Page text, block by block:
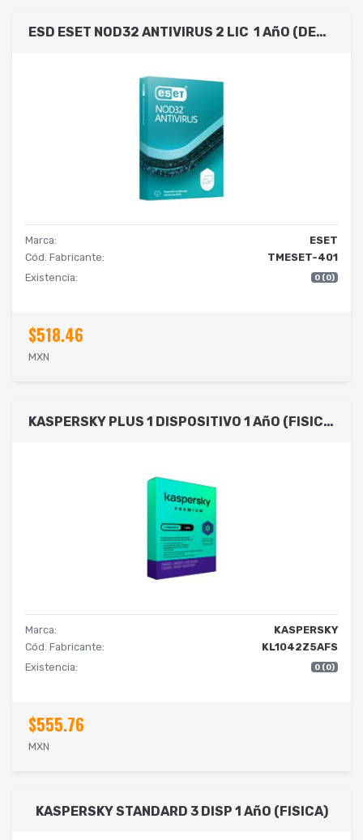
ESD ESET NOD32 ANTIVIRUS 2 LIC 1 AñO (DESCARGA DIGITAL)
Marca:
ESET
Cód. Fabricante:
TMESET-401
Existencia:
0 (0)
$518.46
MXN
KASPERSKY PLUS 1 DISPOSITIVO 1 AñO (FISICA)
Marca:
KASPERSKY
Cód. Fabricante:
KL1042Z5AFS
Existencia:
0 (0)
$555.76
MXN
KASPERSKY STANDARD 3 DISP 1 AñO (FISICA)